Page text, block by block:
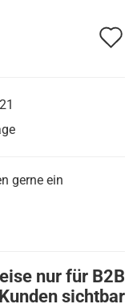
gerne ein
nur für B2B
Kunden sichtbar